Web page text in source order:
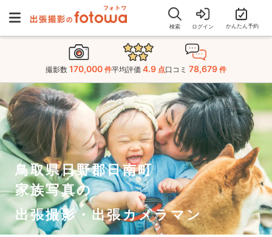
検索 ログイン かんたん予約
撮影数 170,000 件平均評価 4.9 点口コミ 78,679 件
鳥取県日野郡日南町
家族写真の
出張撮影・出張カメラマン